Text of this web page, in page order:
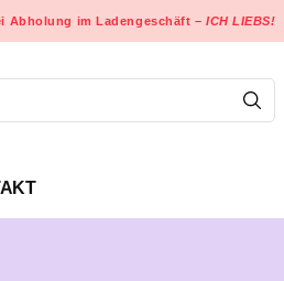
Abholung im Ladengeschäft –ICH LIEBS!